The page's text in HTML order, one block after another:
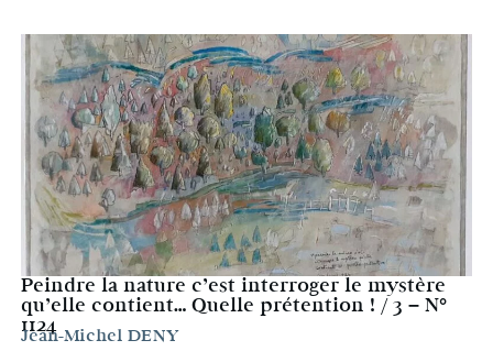
Peindre la nature c’est interroger le mystère
qu’elle contient… Quelle prétention ! / 3 – N°
1124
Jean-Michel DENY